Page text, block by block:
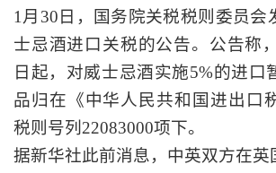
1月30日，国务院关税税则委员会
士忌酒进口关税的公告。公告称
日起，对威士忌酒实施5%的进口
品归在《中华人民共和国进出口
税则号列22083000项下。
据新华社此前消息，中英双方在英